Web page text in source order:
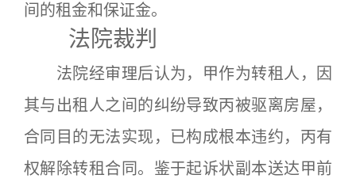
间的租金和保证金。
法院裁判
法院经审理后认为，甲作为转租人，因
其与出租人之间的纠纷导致丙被驱离房屋，
合同目的无法实现，已构成根本违约，丙有
权解除转租合同。鉴于起诉状副本送达甲前